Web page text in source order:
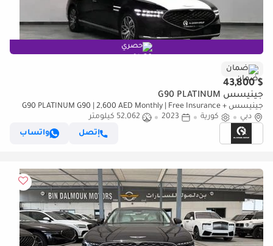
حصري
ضمان
$ 43,800
جينيسس G90 PLATINUM
جينيسس G90 PLATINUM G90 | 2,600 AED Monthly | Free Insurance +
Registration | Under Warranty Till 2028 Ref#U031911
دبي كورية 2023
52,062 كيلومتر
إتصل
واتساب